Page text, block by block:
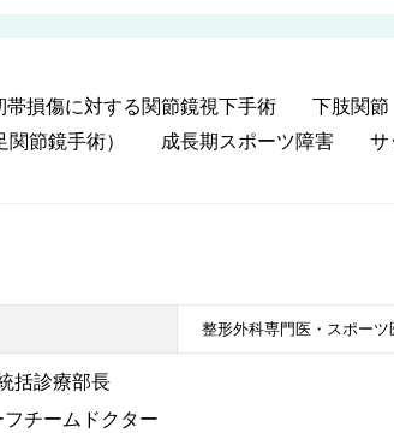
帯損傷に対する関節鏡視下手術
下肢関節
節鏡手術）
成長期スポーツ障害 サ
整形外科専門医・スポーツ
括診療部長
チームドクター